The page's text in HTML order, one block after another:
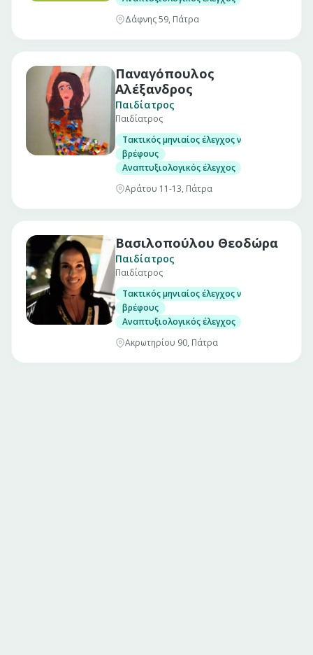
Δάφνης 59, Πάτρα
Παναγόπουλος
Αλέξανδρος
Παιδίατρος
Παιδίατρος
Τακτικός μηνιαίος έλεγχος νεογνού
βρέφους
Αναπτυξιολογικός έλεγχος
Αράτου 11-13, Πάτρα
Βασιλοπούλου Θεοδώρα
Παιδίατρος
Παιδίατρος
Τακτικός μηνιαίος έλεγχος νεογνού
βρέφους
Αναπτυξιολογικός έλεγχος
Ακρωτηρίου 90, Πάτρα